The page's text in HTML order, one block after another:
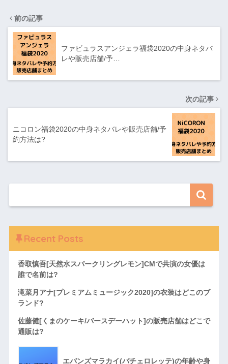
前の記事
ファビュラスアンジェラ福袋2020の中身ネタバ
レや販売店舗/予…
次の記事
ニコロン福袋2020の中身ネタバレや販売店舗/予
約方法は?
Recent Posts
香取慎吾[天然水スパークリングレモン]CMで共演の女優は
誰で名前は?
滝菜月アナ[プレミアムミュージック2020]の衣装はどこのブ
ランド?
佐藤健[くまのケーキ/バースデーハット]の販売店舗はどこで
通販は?
エバンズマラカイ(バチェロレッテ)の年齢や身